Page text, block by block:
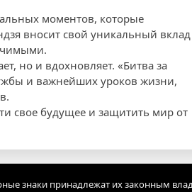
моментов, которые
вносит свой уникальный вклад
но и вдохновляет. «Битва за
и важнейших уроков жизни,
свое будущее и защитить мир от
знаки принадлежат их законным